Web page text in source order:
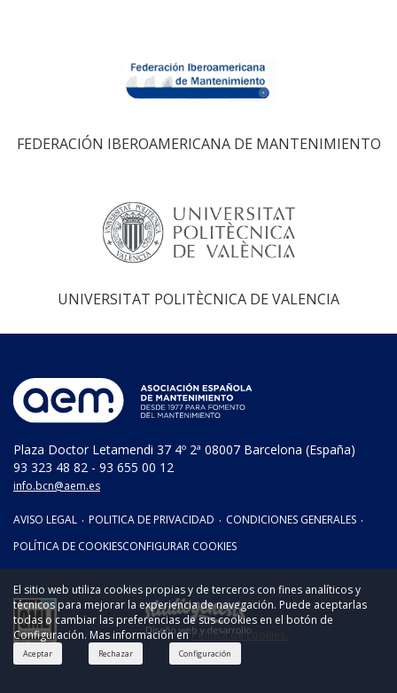
FEDERACIÓN IBEROAMERICANA DE MANTENIMIENTO
UNIVERSITAT POLITÈCNICA DE VALENCIA
Plaza Doctor Letamendi 37 4º 2ª 08007 Barcelona (España)
93 323 48 82 - 93 655 00 12
info.bcn@aem.es
AVISO LEGAL · POLITICA DE PRIVACIDAD · CONDICIONES GENERALES ·
POLÍTICA DE COOKIESCONFIGURAR COOKIES
El sitio web utiliza cookies propias y de terceros con fines analíticos y
técnicos para mejorar la experiencia de navegación. Puede aceptarlas
todas o cambiar las preferencias de sus cookies en el botón de
Configuración. Mas información enPolítica de cookies.
Aceptar Rechazar Configuración